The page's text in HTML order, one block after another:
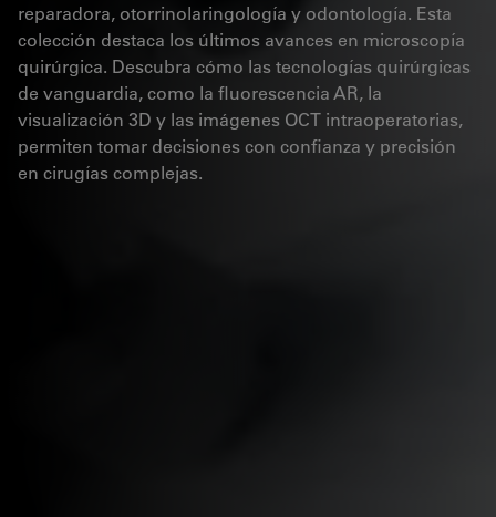
reparadora, otorrinolaringología y odontología. Esta
colección destaca los últimos avances en microscopía
quirúrgica. Descubra cómo las tecnologías quirúrgicas
de vanguardia, como la fluorescencia AR, la
visualización 3D y las imágenes OCT intraoperatorias,
permiten tomar decisiones con confianza y precisión
en cirugías complejas.